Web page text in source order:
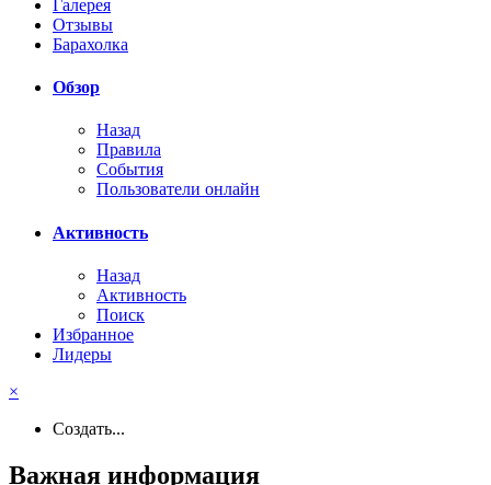
Галерея
Отзывы
Барахолка
Обзор
Назад
Правила
События
Пользователи онлайн
Активность
Назад
Активность
Поиск
Избранное
Лидеры
×
Создать...
Важная информация